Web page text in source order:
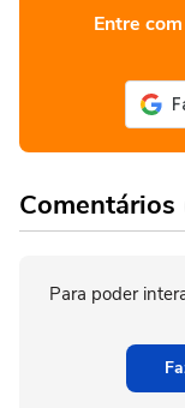
Entre
Comentários
Para poder